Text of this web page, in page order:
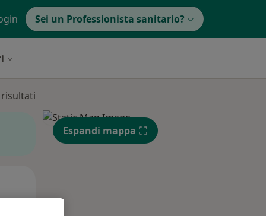
Sei un Professionista sanitario?
Espandi mappa